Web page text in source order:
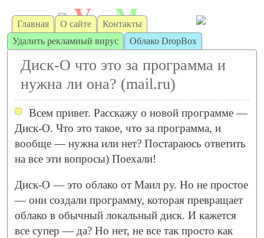
VirtMachine
Главная О сайте
Контакты
Удалить рекламный вирус
Облако DropBox
Диск-О что это за программа и
нужна ли она? (mail.ru)
Всем привет. Расскажу о новой программе —
Диск-О. Что это такое, что за программа, и
вообще — нужна или нет? Постараюсь ответить
на все эти вопросы) Поехали!
Диск-О — это облако от Маил ру. Но не простое
— они создали программу, которая превращает
облако в обычный локальный диск. И кажется
все супер — да? Но нет, не все так просто как